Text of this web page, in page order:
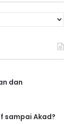
dan
sampai Akad?